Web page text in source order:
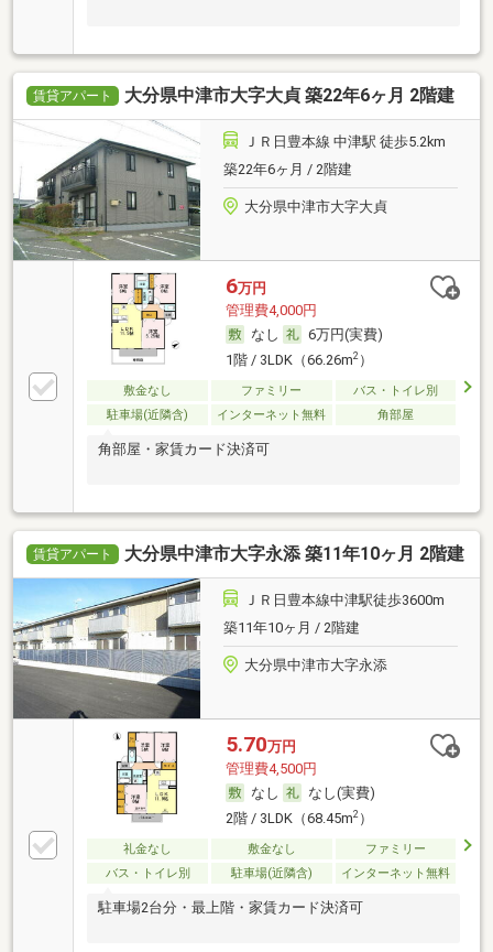
賃貸アパート 大分県中津市大字大貞 築22年6ヶ月 2階建
ＪＲ日豊本線 中津駅 徒歩5.2km
築22年6ヶ月 / 2階建
大分県中津市大字大貞
6万円
管理費4,000円
なし
6万円(実費)
1階 / 3LDK（66.26m2）
敷金なし ファミリー
バス・トイレ別
駐車場(近隣含)
インターネット無料 角部屋
角部屋・家賃カード決済可
賃貸アパート 大分県中津市大字永添 築11年10ヶ月 2階建
ＪＲ日豊本線中津駅徒歩3600m
築11年10ヶ月 / 2階建
大分県中津市大字永添
5.70万円
管理費4,500円
なし
なし(実費)
2階 / 3LDK（68.45m2）
礼金なし 敷金なし
ファミリー
バス・トイレ別
駐車場(近隣含) インターネット無料
駐車場2台分・最上階・家賃カード決済可